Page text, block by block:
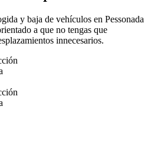
y baja de vehículos en Pessonada
a que no tengas que
innecesarios.